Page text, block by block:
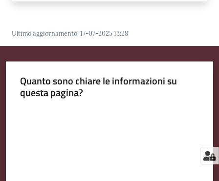
Ultimo aggiornamento:17-07-2025 13:28
Quanto sono chiare le informazioni su
questa pagina?